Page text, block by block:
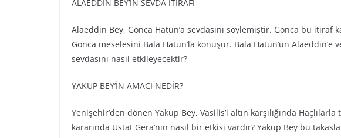
ALAEDDİN BEY’İN SEVDA İTİRAFI
Alaeddin Bey, Gonca Hatun’a sevdasını söylemiştir. Gonca bu itiraf
Gonca meselesini Bala Hatun’la konuşur. Bala Hatun’un
sevdasını nasıl etkileyecektir?
YAKUP BEY’İN AMACI NEDİR?
Yenişehir’den dönen Yakup Bey, Vasilis’i altın karşılığında
kararında Üstat Gera’nın nasıl bir etkisi vardır? Yakup Bey bu